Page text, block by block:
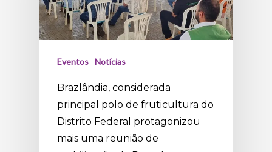
Eventos Notícias
Brazlândia, considerada
principal polo de fruticultura do
Distrito Federal protagonizou
mais uma reunião de